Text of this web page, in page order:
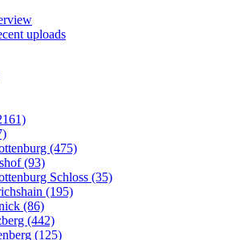
uploads
(475)
(93)
Schloss (35)
(195)
(86)
(442)
(125)